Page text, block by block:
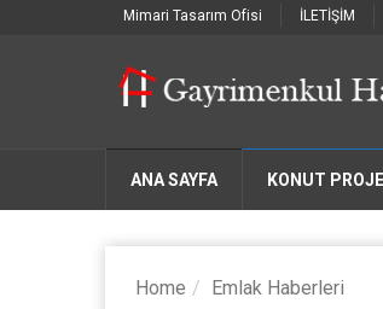
Mimari Tasarım Ofisi İLETİŞİM
ANA SAYFA KONUT
Home Emlak Haberleri